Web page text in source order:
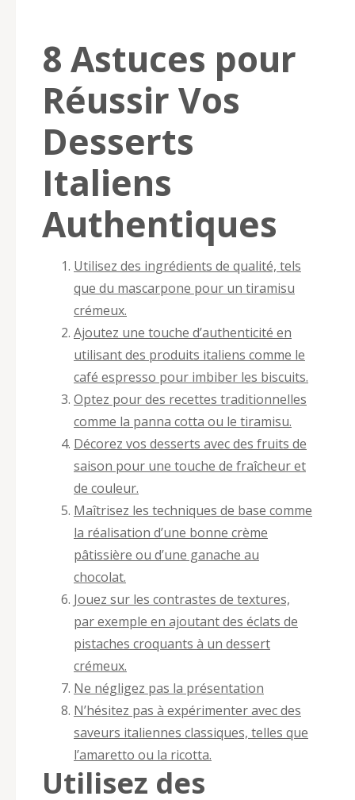
8 Astuces pour
Réussir Vos
Desserts
Italiens
Authentiques
Utilisez des ingrédients de qualité, tels
que du mascarpone pour un tiramisu
crémeux.
Ajoutez une touche d’authenticité en
utilisant des produits italiens comme le
café espresso pour imbiber les biscuits.
Optez pour des recettes traditionnelles
comme la panna cotta ou le tiramisu.
Décorez vos desserts avec des fruits de
saison pour une touche de fraîcheur et
de couleur.
Maîtrisez les techniques de base comme
la réalisation d’une bonne crème
pâtissière ou d’une ganache au
chocolat.
Jouez sur les contrastes de textures,
par exemple en ajoutant des éclats de
pistaches croquants à un dessert
crémeux.
Ne négligez pas la présentation
N’hésitez pas à expérimenter avec des
saveurs italiennes classiques, telles que
l’amaretto ou la ricotta.
Utilisez des